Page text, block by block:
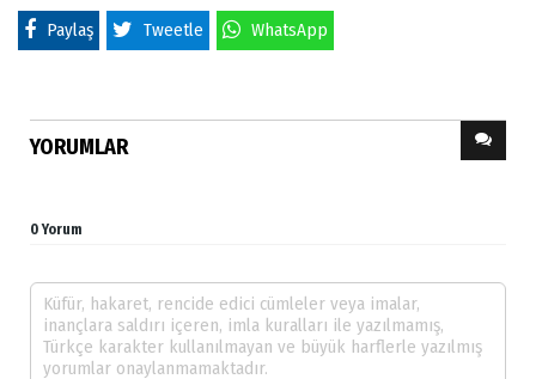
Paylaş Tweetle WhatsApp
YORUMLAR
0 Yorum